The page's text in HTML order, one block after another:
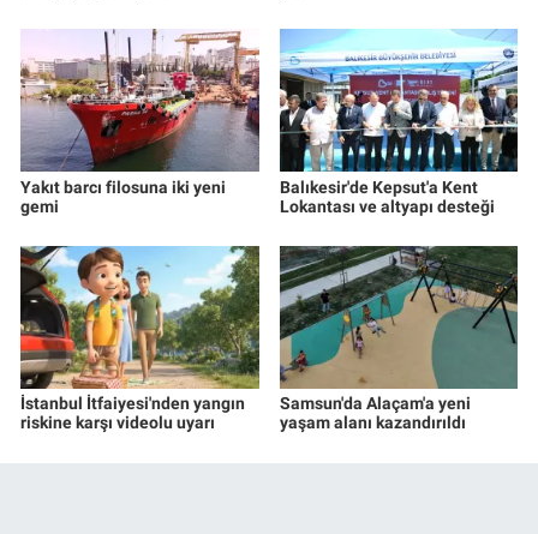
Yakıt barcı filosuna iki yeni
gemi
Balıkesir'de Kepsut'a Kent
Lokantası ve altyapı desteği
İstanbul İtfaiyesi'nden yangın
riskine karşı videolu uyarı
Samsun'da Alaçam'a yeni
yaşam alanı kazandırıldı